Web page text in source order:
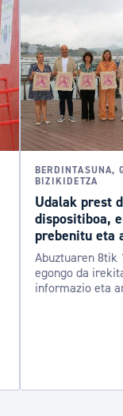
BERDINTASUNA,
BIZIKIDETZA
Udalak prest
dispositiboa,
prebenitu eta
Abuztuaren 8tik
egongo da
informazio eta